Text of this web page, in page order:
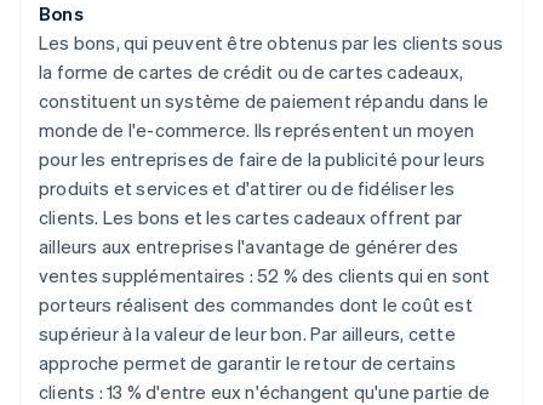
Bons
Les bons, qui peuvent être obtenus par les clients sous
la forme de cartes de crédit ou de cartes cadeaux,
constituent un système de paiement répandu dans le
monde de l'e-commerce. Ils représentent un moyen
pour les entreprises de faire de la publicité pour leurs
produits et services et d'attirer ou de fidéliser les
clients. Les bons et les cartes cadeaux offrent par
ailleurs aux entreprises l'avantage de générer des
ventes supplémentaires : 52 % des clients qui en sont
porteurs réalisent des commandes dont le coût est
supérieur à la valeur de leur bon. Par ailleurs, cette
approche permet de garantir le retour de certains
clients : 13 % d'entre eux n'échangent qu'une partie de